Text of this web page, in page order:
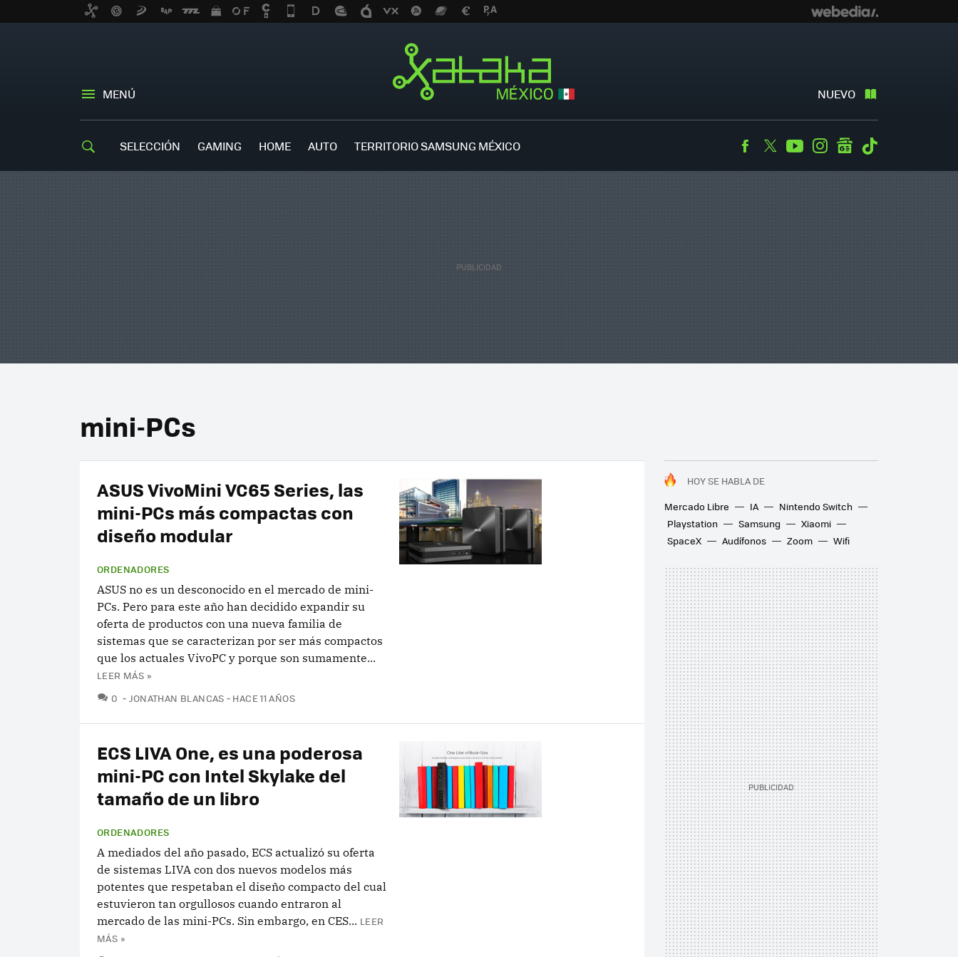
MENÚ NUEVO
SELECCIÓN GAMING HOME AUTO TERRITORIO SAMSUNG MÉXICO Facebook
TwitterYoutubeInstagramgooglenews
mini-PCs
HOY SE HABLA DE
Mercado Libre
IA
Nintendo Switch
Playstation
Samsung
Xiaomi
SpaceX
Audífonos Zoom Wifi
ASUS VivoMini VC65 Series, las
mini-PCs más compactas con
diseño modular
ORDENADORES
ASUS no es un desconocido en el mercado de mini-
PCs. Pero para este año han decidido expandir su
oferta de productos con una nueva familia de
sistemas que se caracterizan por ser más compactos
que los actuales VivoPC y porque son sumamente...
LEER MÁS »
0 COMENTARIOS
JONATHAN BLANCAS HACE 11 AÑOS
ECS LIVA One, es una poderosa
mini-PC con Intel Skylake del
tamaño de un libro
ORDENADORES
A mediados del año pasado, ECS actualizó su oferta
de sistemas LIVA con dos nuevos modelos más
potentes que respetaban el diseño compacto del cual
estuvieron tan orgullosos cuando entraron al
mercado de las mini-PCs. Sin embargo, en CES... LEER
MÁS »